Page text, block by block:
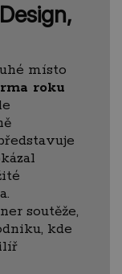
místo
roku
soutěže,
kde